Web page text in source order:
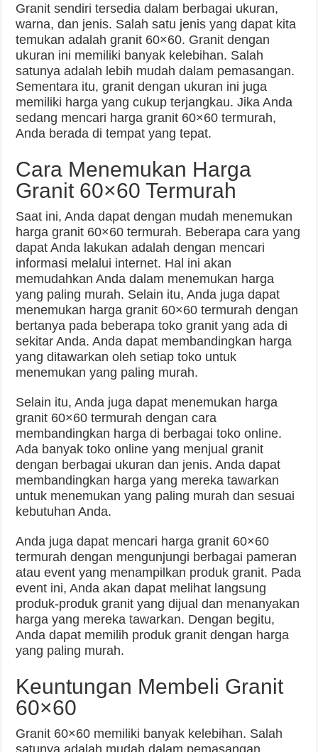
Granit sendiri tersedia dalam berbagai ukuran,
warna, dan jenis. Salah satu jenis yang dapat kita
temukan adalah granit 60×60. Granit dengan
ukuran ini memiliki banyak kelebihan. Salah
satunya adalah lebih mudah dalam pemasangan.
Sementara itu, granit dengan ukuran ini juga
memiliki harga yang cukup terjangkau. Jika Anda
sedang mencari harga granit 60×60 termurah,
Anda berada di tempat yang tepat.
Cara Menemukan Harga
Granit 60×60 Termurah
Saat ini, Anda dapat dengan mudah menemukan
harga granit 60×60 termurah. Beberapa cara yang
dapat Anda lakukan adalah dengan mencari
informasi melalui internet. Hal ini akan
memudahkan Anda dalam menemukan harga
yang paling murah. Selain itu, Anda juga dapat
menemukan harga granit 60×60 termurah dengan
bertanya pada beberapa toko granit yang ada di
sekitar Anda. Anda dapat membandingkan harga
yang ditawarkan oleh setiap toko untuk
menemukan yang paling murah.
Selain itu, Anda juga dapat menemukan harga
granit 60×60 termurah dengan cara
membandingkan harga di berbagai toko online.
Ada banyak toko online yang menjual granit
dengan berbagai ukuran dan jenis. Anda dapat
membandingkan harga yang mereka tawarkan
untuk menemukan yang paling murah dan sesuai
kebutuhan Anda.
Anda juga dapat mencari harga granit 60×60
termurah dengan mengunjungi berbagai pameran
atau event yang menampilkan produk granit. Pada
event ini, Anda akan dapat melihat langsung
produk-produk granit yang dijual dan menanyakan
harga yang mereka tawarkan. Dengan begitu,
Anda dapat memilih produk granit dengan harga
yang paling murah.
Keuntungan Membeli Granit
60×60
Granit 60×60 memiliki banyak kelebihan. Salah
satunya adalah mudah dalam pemasangan.